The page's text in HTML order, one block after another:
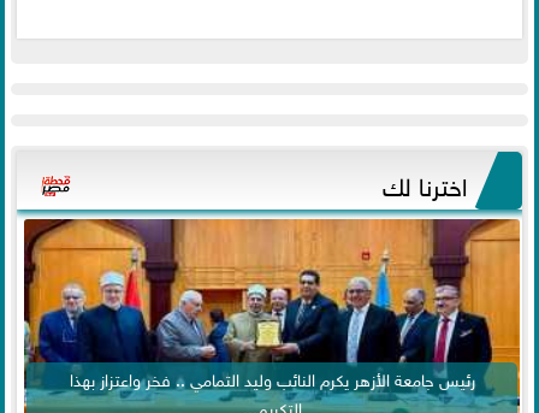
اخترنا لك
رئيس جامعة الأزهر يكرم النائب وليد التمامي .. فخر واعتزاز بهذا
التكريم...